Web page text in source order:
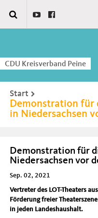
CDU Kreisverband Peine
Start
Demonstration für
in Niedersachsen
Demonstration für
Niedersachsen vor
Sep. 02, 2021
Vertreter des LOT-Theaters
Förderung freier
in jeden Landeshaushalt.